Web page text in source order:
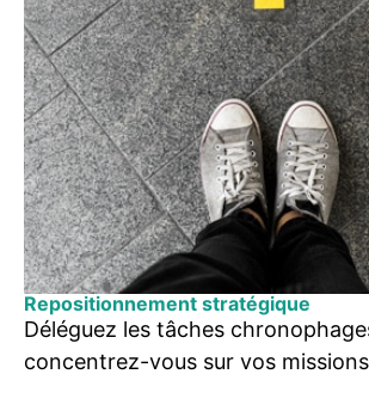
Repositionnement stratégique
Déléguez les tâches
concentrez-vous sur vos